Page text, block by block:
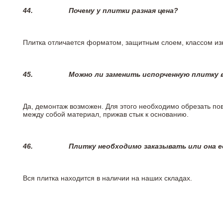
44. Почему у плитки разная цена?
Плитка отличается форматом, защитным слоем, классом
45. Можно ли заменить испорченную плитку
Да, демонтаж возможен. Для этого необходимо обрезать
между собой материал, прижав стык к основанию.
46. Плитку необходимо заказывать или она
Вся плитка находится в наличии на наших складах.